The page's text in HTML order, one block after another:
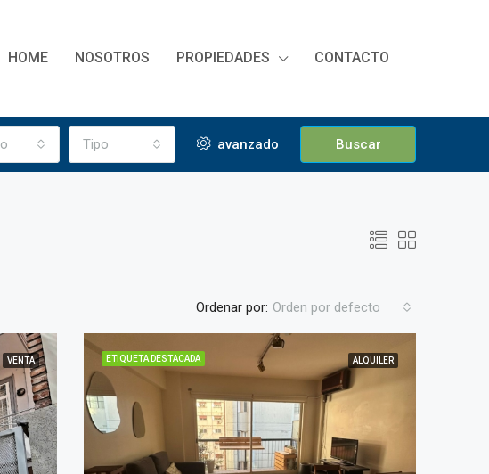
HOME NOSOTROS PROPIEDADES CONTACTO
Tipo avanzado Buscar
Ordenar por: Orden por defecto
VENTA ETIQUETA DESTACADA ALQUILER